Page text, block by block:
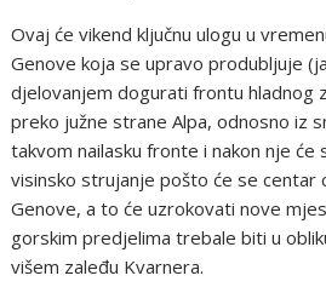
Ovaj će vikend ključnu ulogu u
Genove koja se upravo produbljuje
djelovanjem dogurati frontu hladnog
preko južne strane Alpa, odnosno iz
takvom nailasku fronte i nakon nje će
visinsko strujanje pošto će se centar
Genove, a to će uzrokovati nove
gorskim predjelima trebale biti u
višem zaleđu Kvarnera.